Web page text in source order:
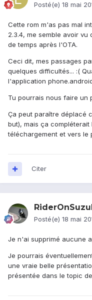
Posté(e) 18 mai
Cette rom m'as pas mal
2.3.4, me semble avoir vu
de temps après l'OTA.
Ceci dit, mes passages
quelques difficultés... :(
l'application
Tu pourrais nous faire un
Ça peut paraître déplacé
but), mais ça
téléchargement et vers le
Citer
Posté(e) 18 mai
Je n'ai supprimé aucune
Je pourrais
une vraie belle
présentée dans le topic de